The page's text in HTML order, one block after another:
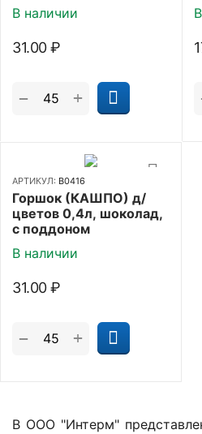
В ООО "Интерм"
В наличии
31.00 ₽
+
−
АРТИКУЛ: В0416
Горшок (КАШПО) д/
цветов 0,4л, шоколад,
с поддоном
В наличии
31.00 ₽
+
−